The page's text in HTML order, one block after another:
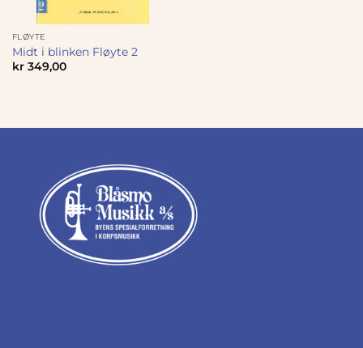
FLØYTE
Midt i blinken Fløyte 2
kr349,00